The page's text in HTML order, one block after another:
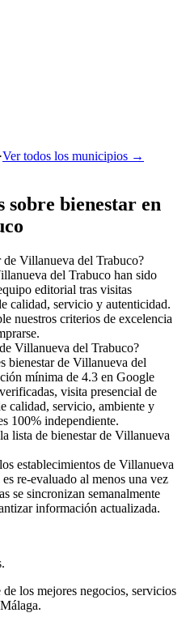
·Ver todos los municipios →
sobre bienestar en
de Villanueva del Trabuco?
del Trabuco han sido
editorial tras visitas
calidad, servicio y autenticidad.
nuestros criterios de excelencia
Villanueva del Trabuco?
bienestar de Villanueva del
mínima de 4.3 en Google
visita presencial de
calidad, servicio, ambiente y
100% independiente.
lista de bienestar de Villanueva
establecimientos de Villanueva
re-evaluado al menos una vez
se sincronizan semanalmente
información actualizada.
los mejores negocios, servicios